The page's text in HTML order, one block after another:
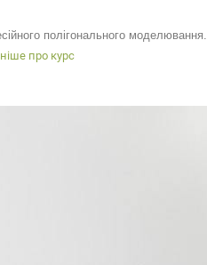
полігонального моделювання.
про курс